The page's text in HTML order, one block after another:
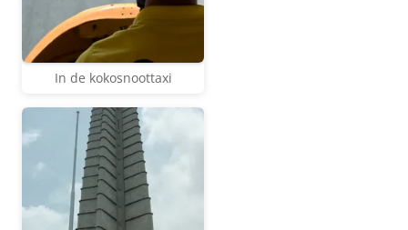
In de kokosnoottaxi